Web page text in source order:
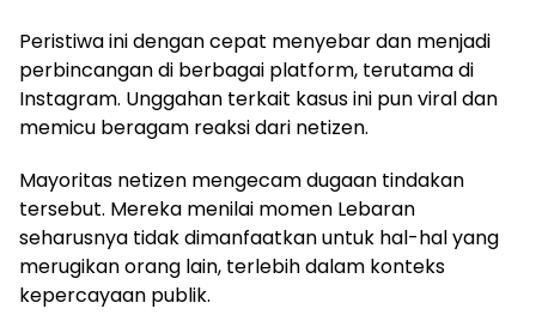
Peristiwa ini dengan cepat menyebar dan menjadi
perbincangan di berbagai platform, terutama di
Instagram. Unggahan terkait kasus ini pun viral dan
memicu beragam reaksi dari netizen.
Mayoritas netizen mengecam dugaan tindakan
tersebut. Mereka menilai momen Lebaran
seharusnya tidak dimanfaatkan untuk hal-hal yang
merugikan orang lain, terlebih dalam konteks
kepercayaan publik.